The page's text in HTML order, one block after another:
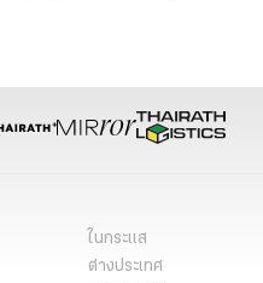
ในกระแส
ต่างประเทศ